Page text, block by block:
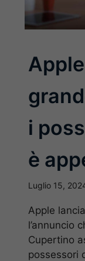
i
è
Luglio 15,
Apple
l’annuncio
Cupertino
possessori